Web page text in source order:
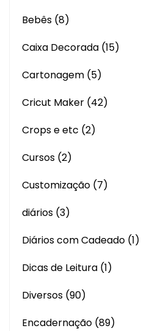
Bebês (8)
Caixa Decorada (15)
Cartonagem (5)
Cricut Maker (42)
Crops e etc (2)
Cursos (2)
Customização (7)
diários (3)
Diários com Cadeado (1)
Dicas de Leitura (1)
Diversos (90)
Encadernação (89)